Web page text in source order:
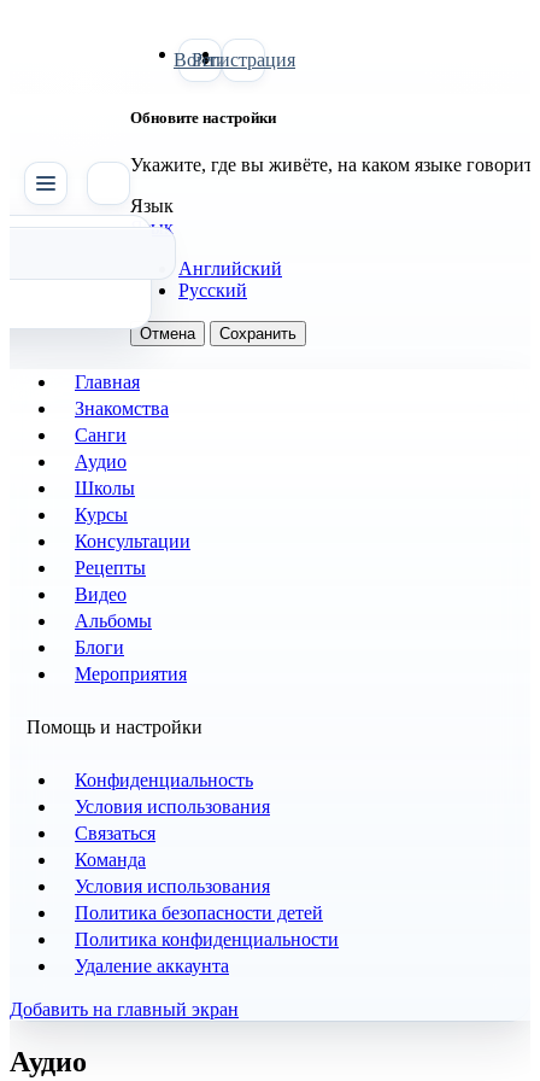
Войти
Регистрация
Обновите настройки
Укажите, где вы живёте, на каком языке
Язык
Язык
Английский
Русский
Отмена Сохранить
Главная
Знакомства
Санги
Аудио
Школы
Курсы
Консультации
Рецепты
Видео
Альбомы
Блоги
Мероприятия
Помощь и настройки
Конфиденциальность
Условия использования
Связаться
Команда
Условия использования
Политика безопасности детей
Политика конфиденциальности
Удаление аккаунта
Добавить на главный экран
Аудио